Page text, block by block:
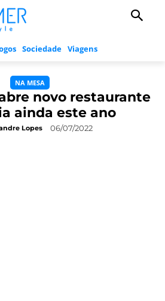
Sociedade Viagens
NA MESA
novo restaurante
ainda este ano
Lopes 06/07/2022